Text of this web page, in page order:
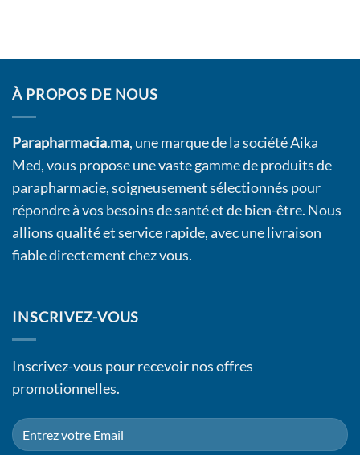
À PROPOS DE NOUS
Parapharmacia.ma, une marque de la société Aika
Med, vous propose une vaste gamme de produits de
parapharmacie, soigneusement sélectionnés pour
répondre à vos besoins de santé et de bien-être. Nous
allions qualité et service rapide, avec une livraison
fiable directement chez vous.
INSCRIVEZ-VOUS
Inscrivez-vous pour recevoir nos offres
promotionnelles.